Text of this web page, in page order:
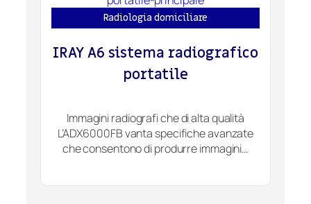
Radiologia domiciliare
IRAY A6 sistema radiografico
portatile
Immagini radiografi che di alta qualità
L’ADX6000FB vanta specifiche avanzate
che consentono di produrre immagini…